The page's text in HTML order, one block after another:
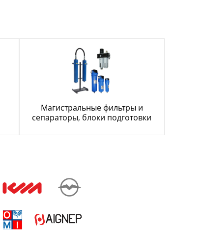
Магистральные фильтры и
сепараторы, блоки подготовки